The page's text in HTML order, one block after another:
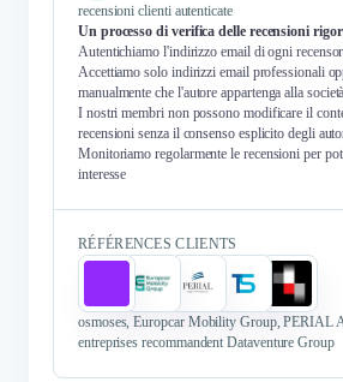
recensioni clienti autenticate
Un processo di verifica delle recensioni
Autentichiamo l'indirizzo email di ogni
Accettiamo solo indirizzi email professionali
manualmente che l'autore appartenga alla
I nostri membri non possono modificare il
recensioni senza il consenso esplicito degli
Monitoriamo regolarmente le recensioni per
interesse
RÉFÉRENCES CLIENTS
osmoses, Europcar Mobility Group, PERIAL
entreprises recommandent Dataventure Group